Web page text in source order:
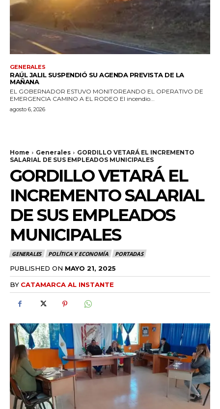
GENERALES
RAÚL JALIL SUSPENDIÓ SU AGENDA PREVISTA DE LA
MAÑANA
EL GOBERNADOR ESTUVO MONITOREANDO EL OPERATIVO DE
EMERGENCIA CAMINO A EL RODEO El incendio...
agosto 6, 2026